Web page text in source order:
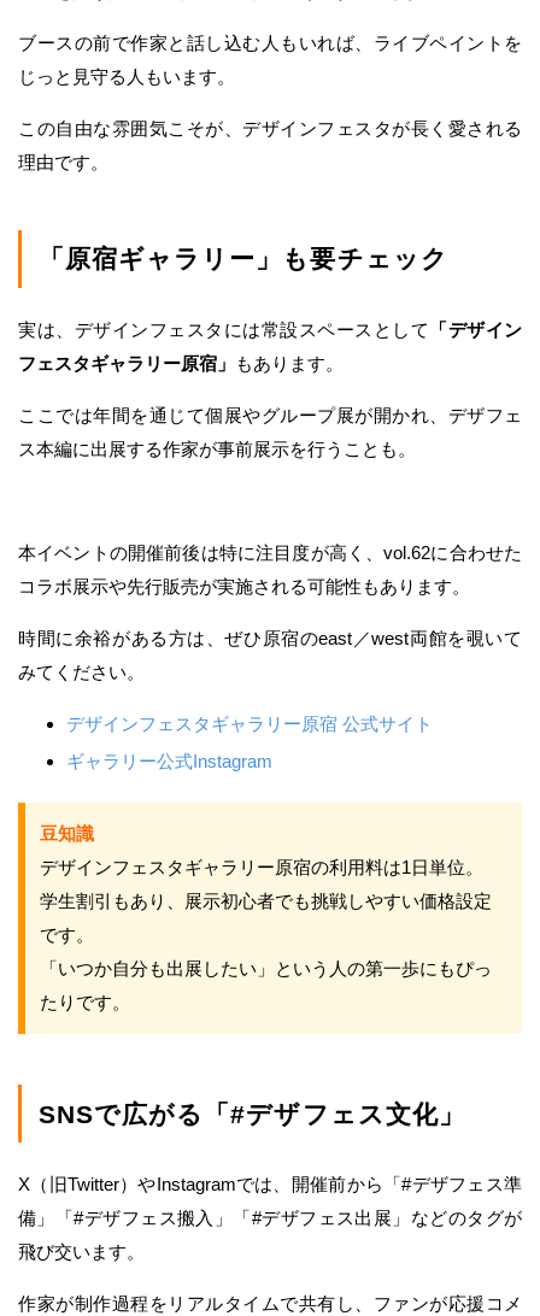
ブースの前で作家と話し込む人もいれば、ライブペイントを
じっと見守る人もいます。
この自由な雰囲気こそが、デザインフェスタが長く愛される
理由です。
「原宿ギャラリー」も要チェック
実は、デザインフェスタには常設スペースとして
「デザイン
フェスタギャラリー原宿」 もあります。
ここでは年間を通じて個展やグループ展が開かれ、デザフェ
ス本編に出展する作家が事前展示を行うことも。
本イベントの開催前後は特に注目度が高く、vol.62に合わせた
コラボ展示や先行販売が実施される可能性もあります。
時間に余裕がある方は、ぜひ原宿のeast／west両館を覗いて
みてください。
デザインフェスタギャラリー原宿 公式サイト
ギャラリー公式Instagram
豆知識
デザインフェスタギャラリー原宿の利用料は1日単位。
学生割引もあり、展示初心者でも挑戦しやすい価格設定
です。
「いつか自分も出展したい」という人の第一歩にもぴっ
たりです。
SNSで広がる「#デザフェス文化」
X（旧Twitter）やInstagramでは、開催前から「#デザフェス準
備」「#デザフェス搬入」「#デザフェス出展」などのタグが
飛び交います。
作家が制作過程をリアルタイムで共有し、ファンが応援コメ